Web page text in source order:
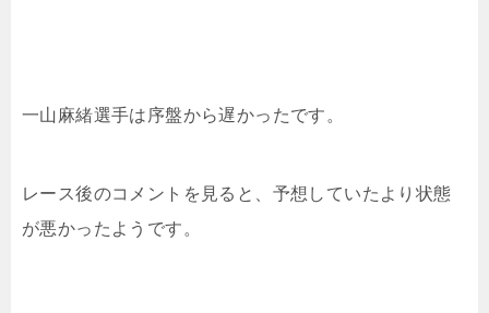
一山麻緒選手は序盤から遅かったです。
レース後のコメントを見ると、予想していたより状態
が悪かったようです。